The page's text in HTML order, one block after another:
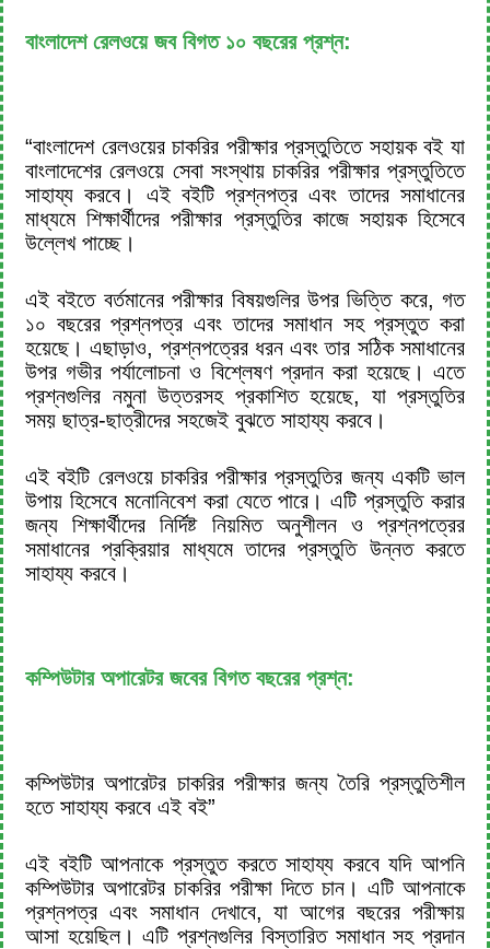
বাংলাদেশ রেলওয়ে জব বিগত ১০ বছরের প্রশ্ন:
“বাংলাদেশ রেলওয়ের চাকরির পরীক্ষার প্রস্তুতিতে সহায়ক বই যা
বাংলাদেশের রেলওয়ে সেবা সংস্থায় চাকরির পরীক্ষার প্রস্তুতিতে
সাহায্য করবে। এই বইটি প্রশ্নপত্র এবং তাদের সমাধানের
মাধ্যমে শিক্ষার্থীদের পরীক্ষার প্রস্তুতির কাজে সহায়ক হিসেবে
উল্লেখ পাচ্ছে।
এই বইতে বর্তমানের পরীক্ষার বিষয়গুলির উপর ভিত্তি করে, গত
১০ বছরের প্রশ্নপত্র এবং তাদের সমাধান সহ প্রস্তুত করা
হয়েছে। এছাড়াও, প্রশ্নপত্রের ধরন এবং তার সঠিক সমাধানের
উপর গভীর পর্যালোচনা ও বিশ্লেষণ প্রদান করা হয়েছে। এতে
প্রশ্নগুলির নমুনা উত্তরসহ প্রকাশিত হয়েছে, যা প্রস্তুতির
সময় ছাত্র-ছাত্রীদের সহজেই বুঝতে সাহায্য করবে।
এই বইটি রেলওয়ে চাকরির পরীক্ষার প্রস্তুতির জন্য একটি ভাল
উপায় হিসেবে মনোনিবেশ করা যেতে পারে। এটি প্রস্তুতি করার
জন্য শিক্ষার্থীদের নির্দিষ্ট নিয়মিত অনুশীলন ও প্রশ্নপত্রের
সমাধানের প্রক্রিয়ার মাধ্যমে তাদের প্রস্তুতি উন্নত করতে
সাহায্য করবে।
কম্পিউটার অপারেটর জবের বিগত বছরের প্রশ্ন:
কম্পিউটার অপারেটর চাকরির পরীক্ষার জন্য তৈরি প্রস্তুতিশীল
হতে সাহায্য করবে এই বই”
এই বইটি আপনাকে প্রস্তুত করতে সাহায্য করবে যদি আপনি
কম্পিউটার অপারেটর চাকরির পরীক্ষা দিতে চান। এটি আপনাকে
প্রশ্নপত্র এবং সমাধান দেখাবে, যা আগের বছরের পরীক্ষায়
আসা হয়েছিল। এটি প্রশ্নগুলির বিস্তারিত সমাধান সহ প্রদান